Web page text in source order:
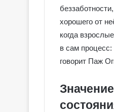
хорошего от
когда
в сам
говорит Паж